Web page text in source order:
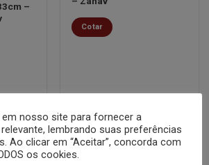
–
Cotar
nosso site para fornecer a
lembrando suas preferências
Ao clicar em “Aceitar”, concorda com
os cookies.